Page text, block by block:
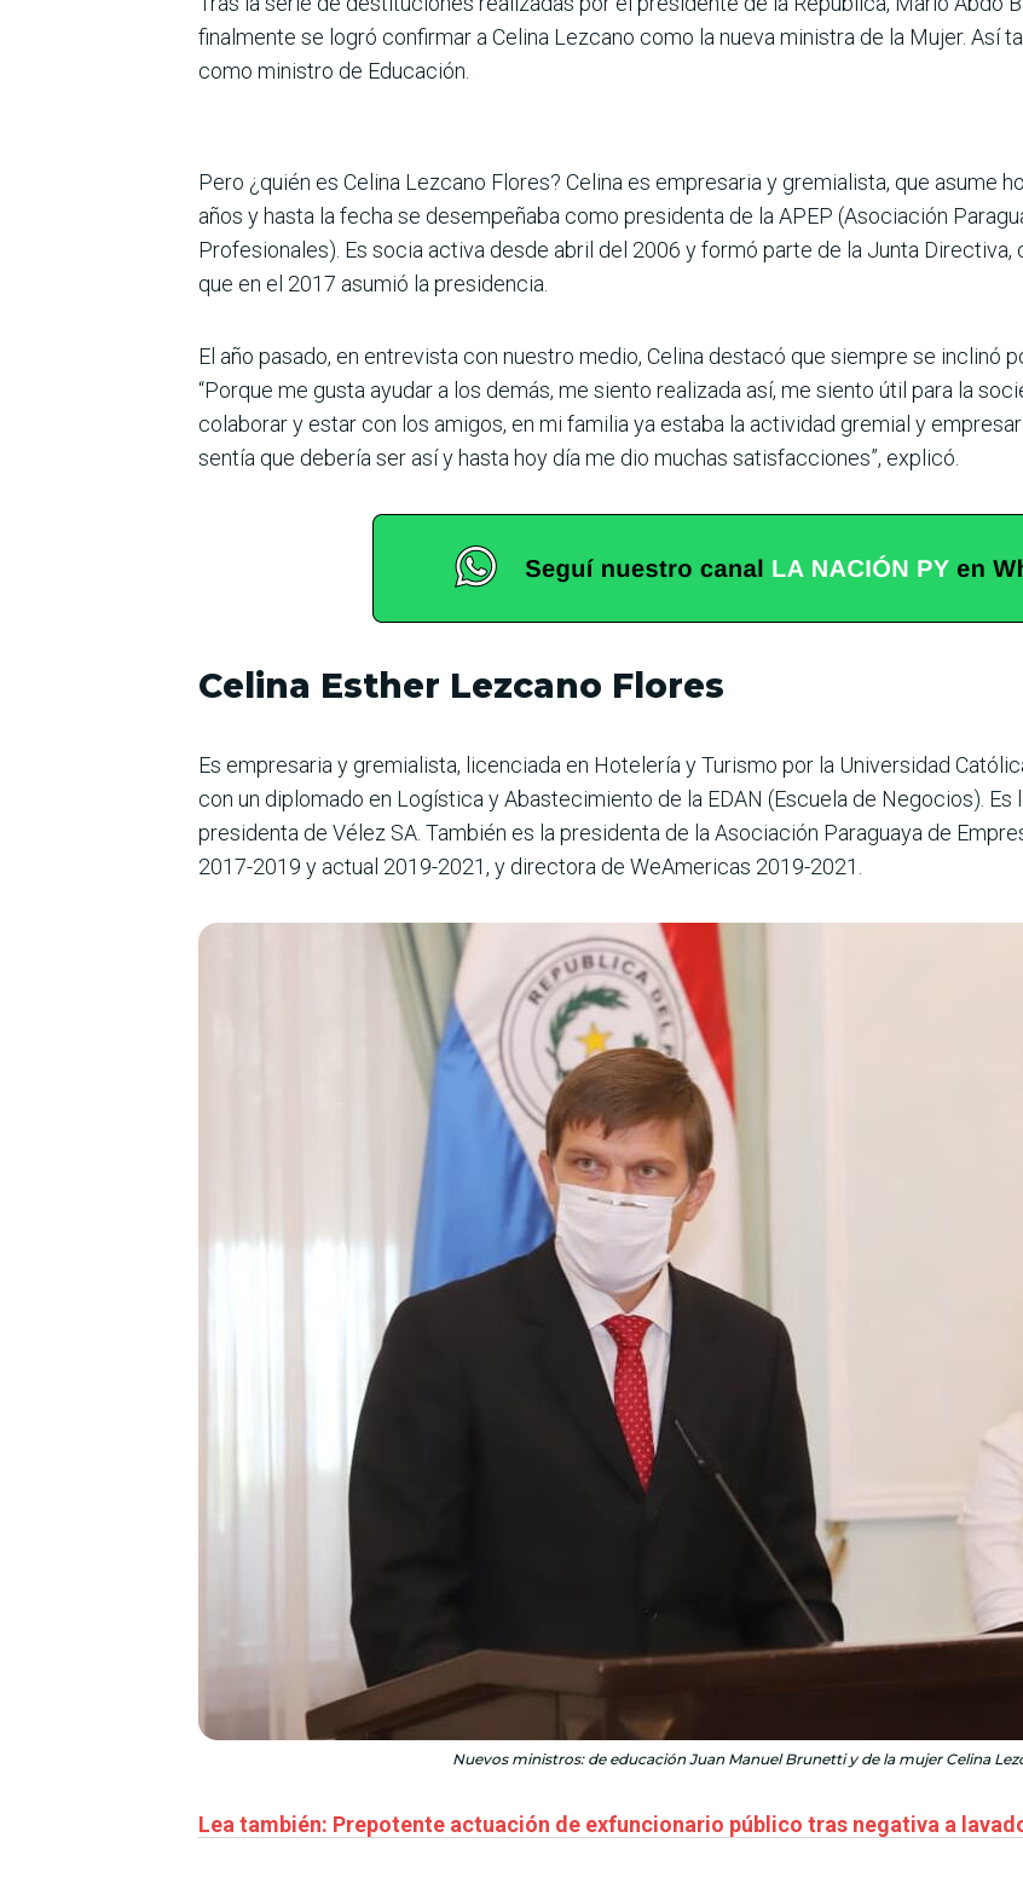
finalmente se logró confirmar a Celina Lezcano como la nueva ministra de la Mujer. Así
como ministro de Educación.
Pero ¿quién es Celina Lezcano Flores? Celina es empresaria y gremialista, que asume
años y hasta la fecha se desempeñaba como presidenta de la APEP (Asociación
Profesionales). Es socia activa desde abril del 2006 y formó parte de la Junta Directiva,
que en el 2017 asumió la presidencia.
El año pasado, en entrevista con nuestro medio, Celina destacó que siempre se inclinó
“Porque me gusta ayudar a los demás, me siento reali­zada así, me siento útil para la
colaborar y estar con los amigos, en mi familia ya estaba la actividad gremial y
sen­tía que debería ser así y hasta hoy día me dio muchas satisfac­ciones”, explicó.
Celina Esther Lezcano Flores
Es empresaria y gremialista, licenciada en Hotelería y Turismo por la Universidad
con un diplomado en Logística y Abastecimiento de la EDAN (Escuela de Negocios). Es
presidenta de Vélez SA. También es la presidenta de la Asociación Paraguaya de
2017-2019 y actual 2019-2021, y directora de WeAmericas 2019-2021.
Nuevos ministros: de educación Juan Manuel Brunetti y de la mujer Celina
Lea también: Prepotente actuación de exfuncionario público tras negativa a